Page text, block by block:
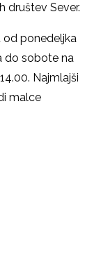
društev Sever.
ponedeljka
do sobote na
Najmlajši
malce